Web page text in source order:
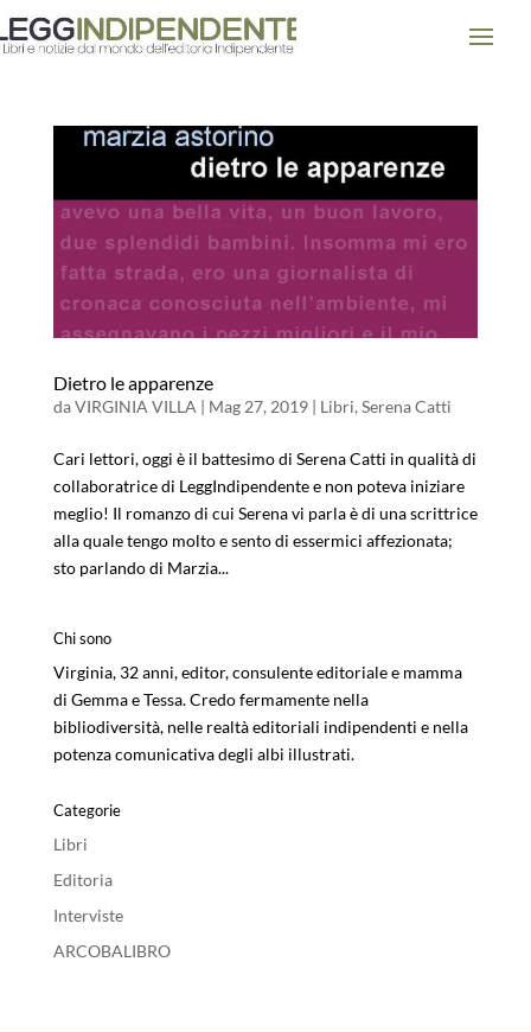
Dietro le apparenze
daVIRGINIA VILLA | Mag 27, 2019| Libri, Serena Catti
Cari lettori, oggi è il battesimo di Serena Catti in qualità di
collaboratrice di LeggIndipendente e non poteva iniziare
meglio! Il romanzo di cui Serena vi parla è di una scrittrice
alla quale tengo molto e sento di essermici affezionata;
sto parlando di Marzia...
Chi sono
Virginia, 32 anni, editor, consulente editoriale e mamma
di Gemma e Tessa. Credo fermamente nella
bibliodiversità, nelle realtà editoriali indipendenti e nella
potenza comunicativa degli albi illustrati.
Categorie
Libri
Editoria
Interviste
ARCOBALIBRO